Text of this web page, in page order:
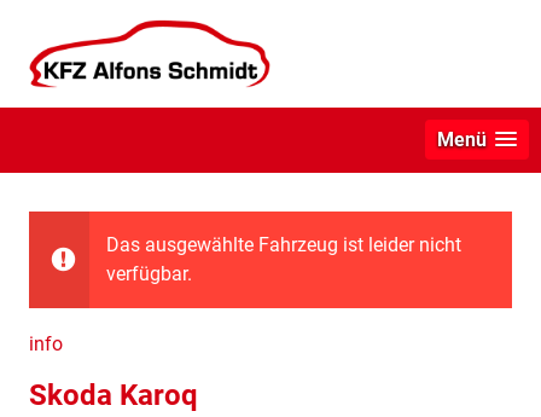
Menü
Das ausgewählte Fahrzeug ist leider nicht
verfügbar.
info
Skoda Karoq